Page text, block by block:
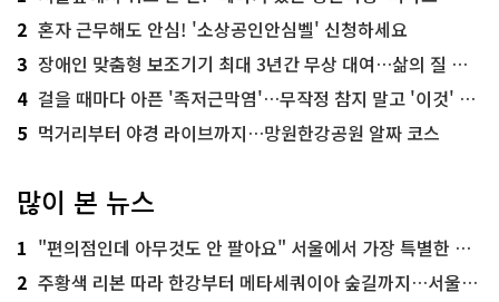
2 혼자 근무해도 안심! '소상공인안심벨' 신청하세요
3 장애인 맞춤형 보조기기 최대 3년간 무상 대여…삶의 질 높인다
4 걸을 때마다 아픈 '족저근막염'…무작정 참지 말고 '이것' 해보세요!
5 먹거리부터 야경 라이브까지…망원한강공원 알짜 코스
많이 본 뉴스
1 "편의점인데 아무것도 안 팔아요" 서울에서 가장 특별한 편의점의 정체
2 주황색 리본 따라 한강부터 메타세쿼이아 숲길까지…서울둘레길 15코스